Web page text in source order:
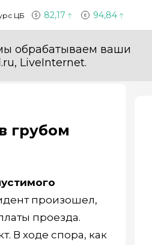
ЦБ 82,17 94,84
обрабатываем ваши
LiveInternet.
грубом
произошел,
проезда.
В ходе спора, как